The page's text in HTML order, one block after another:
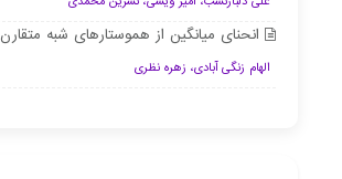
انحنای میانگین از هموستارهای شبه متقارن
الهام زنگی آبادی، زهره نظری